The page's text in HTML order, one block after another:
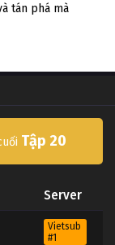
tán phá mà
Tập 20
Server
Vietsub
#1